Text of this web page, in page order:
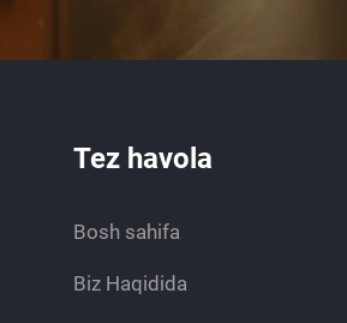
Tez havola
Bosh sahifa
Biz Haqidida